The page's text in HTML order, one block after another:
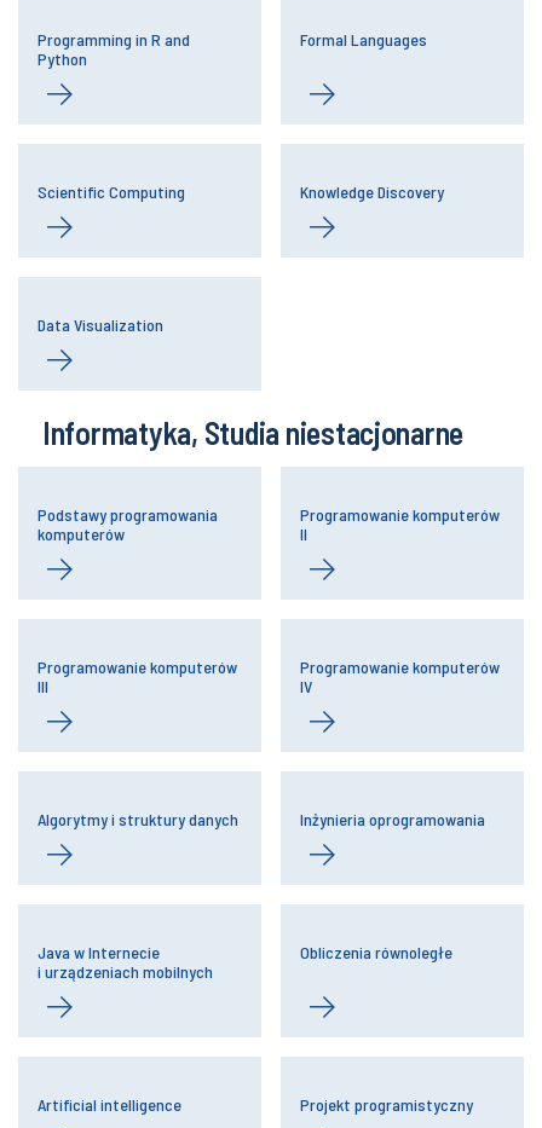
Programming in R and
Python
Formal Languages
Scientific Computing Knowledge Discovery
Data Visualization
Informatyka, Studia niestacjonarne
Podstawy programowania
komputerów
Programowanie komputerów
II
Programowanie komputerów
III
Programowanie komputerów
IV
Algorytmy i struktury danych Inżynieria oprogramowania
Java w Internecie
i urządzeniach mobilnych
Obliczenia równoległe
Artificial intelligence Projekt programistyczny